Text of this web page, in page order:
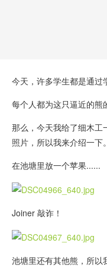
今天，许多学生都是通过
每个人都为这只逼近的熊
那么，今天我给了细木工
照片，所以我来介绍一下。
在池塘里放一个苹果......
Joiner 敲诈！
池塘里还有其他熊，所以